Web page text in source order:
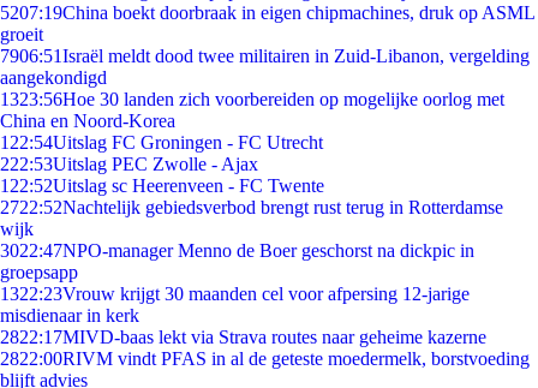
5207:19China boekt doorbraak in eigen chipmachines, druk op ASML
groeit
7906:51Israël meldt dood twee militairen in Zuid-Libanon, vergelding
aangekondigd
1323:56Hoe 30 landen zich voorbereiden op mogelijke oorlog met
China en Noord-Korea
1 22:54Uitslag FC Groningen - FC Utrecht
222:53Uitslag PEC Zwolle - Ajax
1 22:52Uitslag sc Heerenveen - FC Twente
2722:52Nachtelijk gebiedsverbod brengt rust terug in Rotterdamse
wijk
3022:47NPO-manager Menno de Boer geschorst na dickpic in
groepsapp
1322:23Vrouw krijgt 30 maanden cel voor afpersing 12-jarige
misdienaar in kerk
2822:17MIVD-baas lekt via Strava routes naar geheime kazerne
2822:00RIVM vindt PFAS in al de geteste moedermelk, borstvoeding
blijft advies